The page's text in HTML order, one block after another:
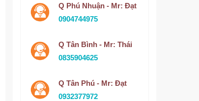
Q Phú Nhuận - Mr: Đạt
0904744975
Q Tân Bình - Mr: Thái
0835904625
Q Tân Phú - Mr: Đạt
0932377972